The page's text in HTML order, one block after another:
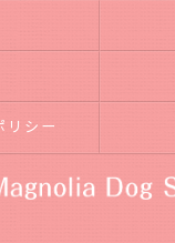
リシー